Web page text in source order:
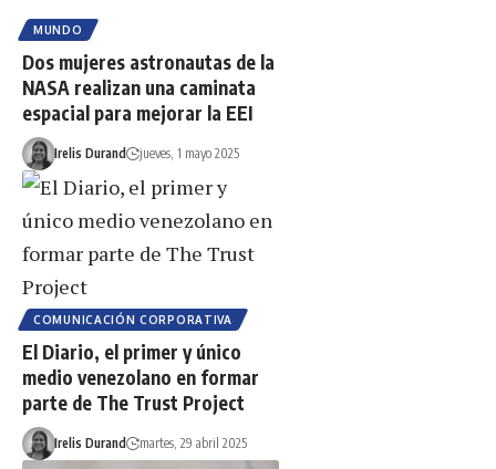
MUNDO
Dos mujeres astronautas de la
NASA realizan una caminata
espacial para mejorar la EEI
Irelis Durand jueves, 1 mayo 2025
COMUNICACIÓN CORPORATIVA
El Diario, el primer y único
medio venezolano en formar
parte de The Trust Project
Irelis Durand martes, 29 abril 2025